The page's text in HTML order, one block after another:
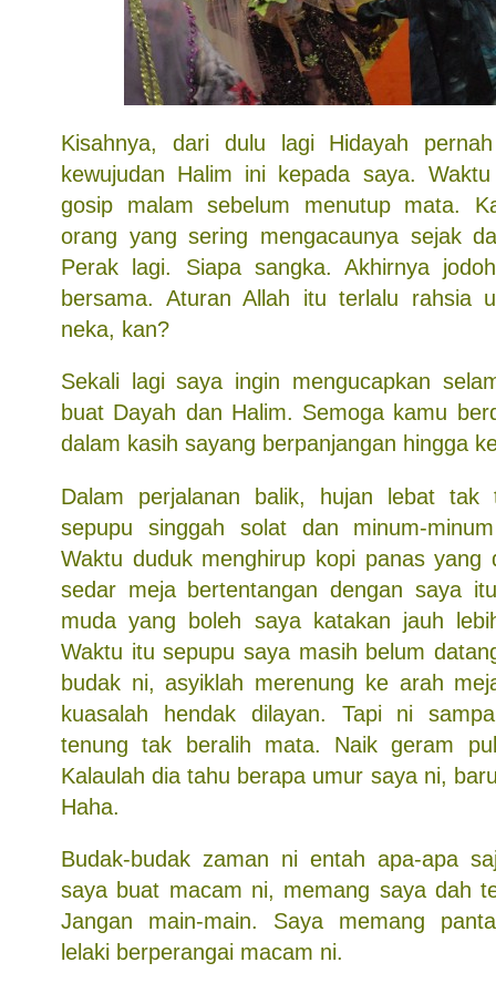
Kisahnya, dari dulu lagi Hidayah
kewujudan Halim ini kepada saya.
gosip malam sebelum menutup mata.
orang yang sering mengacaunya sejak
Perak lagi. Siapa sangka. Akhirnya
bersama. Aturan Allah itu terlalu rahsia
neka, kan?
Sekali lagi saya ingin mengucapkan
buat Dayah dan Halim. Semoga kamu
dalam kasih sayang berpanjangan hingga
Dalam perjalanan balik, hujan lebat tak
sepupu singgah solat dan minum-
Waktu duduk menghirup kopi panas yang
sedar meja bertentangan dengan saya
muda yang boleh saya katakan jauh
Waktu itu sepupu saya masih belum
budak ni, asyiklah merenung ke arah
kuasalah hendak dilayan. Tapi ni
tenung tak beralih mata. Naik geram
Kalaulah dia tahu berapa umur saya ni,
Haha.
Budak-budak zaman ni entah apa-apa
saya buat macam ni, memang saya dah
Jangan main-main. Saya memang
lelaki berperangai macam ni.